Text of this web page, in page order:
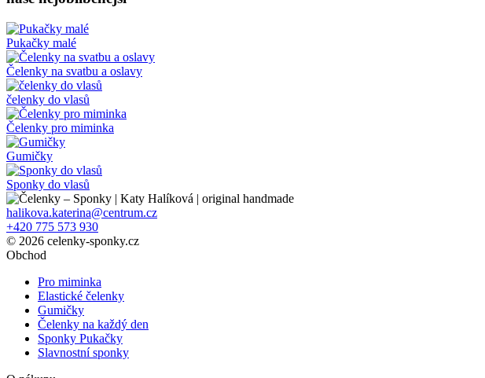
Pukačky malé
Čelenky na svatbu a oslavy
čelenky do vlasů
Čelenky pro miminka
Gumičky
Sponky do vlasů
halikova.katerina@centrum.cz
+420 775 573 930
© 2026 celenky-sponky.cz
Obchod
Pro miminka
Elastické čelenky
Gumičky
Čelenky na každý den
Sponky Pukačky
Slavnostní sponky